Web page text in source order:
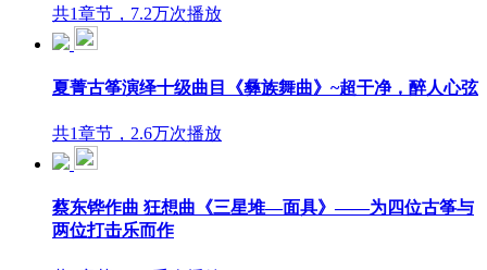
共1章节，7.2万次播放
夏菁古筝演绎十级曲目《彝族舞曲》~超干净，醉人心弦
共1章节，2.6万次播放
蔡东铧作曲 狂想曲《三星堆—面具》——为四位古筝与
两位打击乐而作